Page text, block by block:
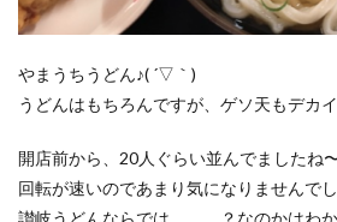
やまうちうどん♪( ´▽｀)
うどんはもちろんですが、ゲソ天もデカ
開店前から、20人ぐらい並んでましたね
回転が速いのであまり気になりませんでし
讃岐うどんならでは、、、？なのかはわ